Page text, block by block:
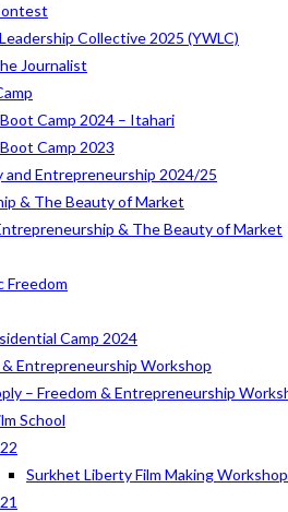
Collective 2025 (YWLC)
Journalist
Camp 2024 – Itahari
Camp 2023
and Entrepreneurship 2024/25
& The Beauty of Market
& The Beauty of Market
Freedom
Camp 2024
& Entrepreneurship Workshop
– Freedom & Entrepreneurship
School
Surkhet Liberty Film Making